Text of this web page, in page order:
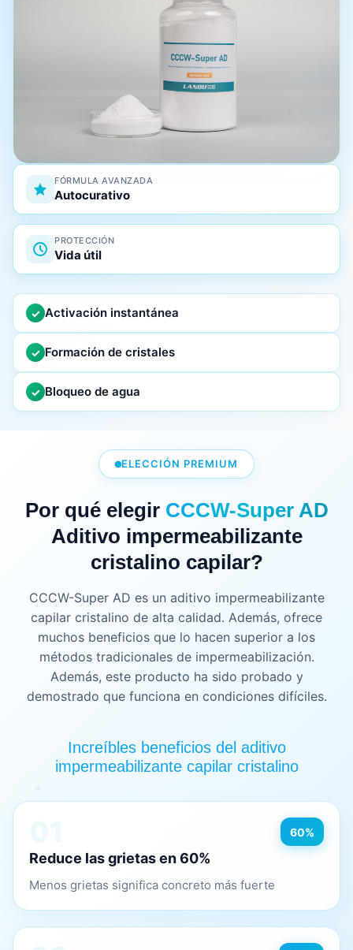
FÓRMULA AVANZADA
Autocurativo
PROTECCIÓN
Vida útil
✓ Activación instantánea
✓ Formación de cristales
✓ Bloqueo de agua
ELECCIÓN PREMIUM
Por qué elegir CCCW-Super AD
Aditivo impermeabilizante
cristalino capilar?
CCCW-Super AD es un aditivo impermeabilizante
capilar cristalino de alta calidad. Además, ofrece
muchos beneficios que lo hacen superior a los
métodos tradicionales de impermeabilización.
Además, este producto ha sido probado y
demostrado que funciona en condiciones difíciles.
Increíbles beneficios del aditivo
impermeabilizante capilar cristalino
60%
Reduce las grietas en 60%
Menos grietas significa concreto más fuerte